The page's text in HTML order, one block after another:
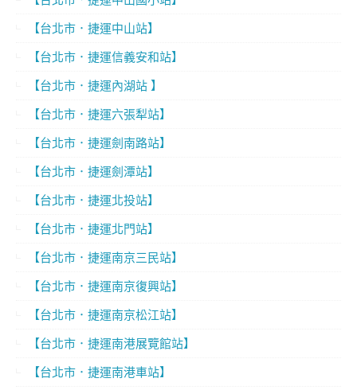
【台北市．捷運中山站】
【台北市．捷運信義安和站】
【台北市．捷運內湖站 】
【台北市．捷運六張犁站】
【台北市．捷運劍南路站】
【台北市．捷運劍潭站】
【台北市．捷運北投站】
【台北市．捷運北門站】
【台北市．捷運南京三民站】
【台北市．捷運南京復興站】
【台北市．捷運南京松江站】
【台北市．捷運南港展覽館站】
【台北市．捷運南港車站】